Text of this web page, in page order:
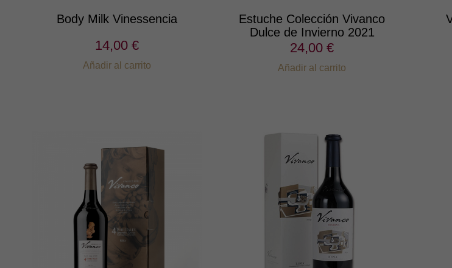
Body Milk Vinessencia
14,00 €
Añadir al carrito
Estuche Colección Vivanco
Dulce de Invierno 2021
24,00 €
Añadir al carrito